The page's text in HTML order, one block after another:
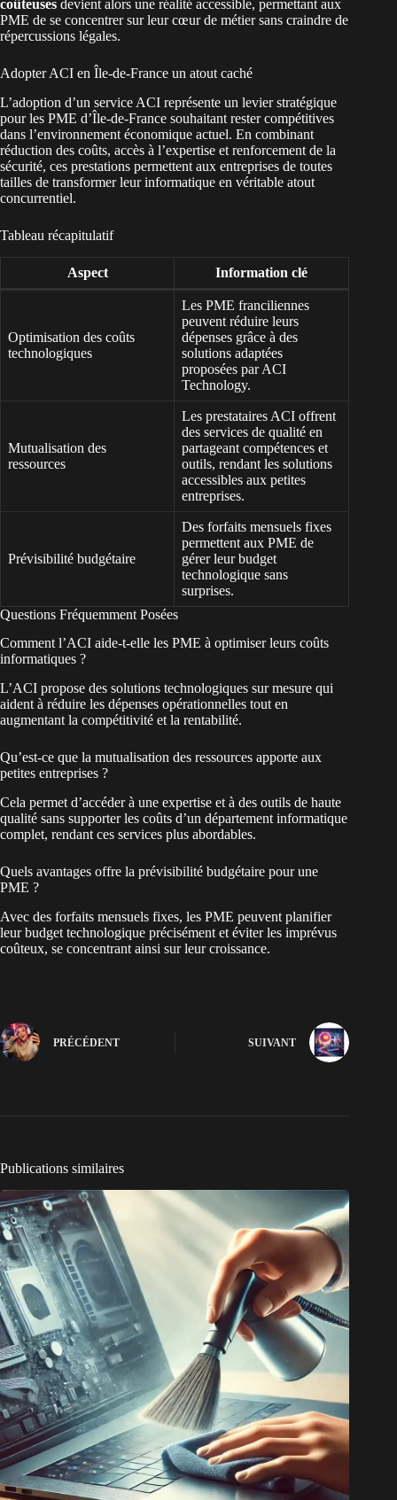
coûteuses devient alors une réalité accessible, permettant aux
PME de se concentrer sur leur cœur de métier sans craindre de
répercussions légales.
Adopter ACI en Île-de-France un atout caché
L’adoption d’un service ACI représente un levier stratégique
pour les PME d’Île-de-France souhaitant rester compétitives
dans l’environnement économique actuel. En combinant
réduction des coûts, accès à l’expertise et renforcement de la
sécurité, ces prestations permettent aux entreprises de toutes
tailles de transformer leur informatique en véritable atout
concurrentiel.
Tableau récapitulatif
Aspect Information clé
Optimisation des coûts
technologiques
Les PME franciliennes
peuvent réduire leurs
dépenses grâce à des
solutions adaptées
proposées par ACI
Technology.
Mutualisation des
ressources
Les prestataires ACI offrent
des services de qualité en
partageant compétences et
outils, rendant les solutions
accessibles aux petites
entreprises.
Prévisibilité budgétaire
Des forfaits mensuels fixes
permettent aux PME de
gérer leur budget
technologique sans
surprises.
Questions Fréquemment Posées
Comment l’ACI aide-t-elle les PME à optimiser leurs coûts
informatiques ?
L’ACI propose des solutions technologiques sur mesure qui
aident à réduire les dépenses opérationnelles tout en
augmentant la compétitivité et la rentabilité.
Qu’est-ce que la mutualisation des ressources apporte aux
petites entreprises ?
Cela permet d’accéder à une expertise et à des outils de haute
qualité sans supporter les coûts d’un département informatique
complet, rendant ces services plus abordables.
Quels avantages offre la prévisibilité budgétaire pour une
PME ?
Avec des forfaits mensuels fixes, les PME peuvent planifier
leur budget technologique précisément et éviter les imprévus
coûteux, se concentrant ainsi sur leur croissance.
PRÉCÉDENT SUIVANT
Publications similaires